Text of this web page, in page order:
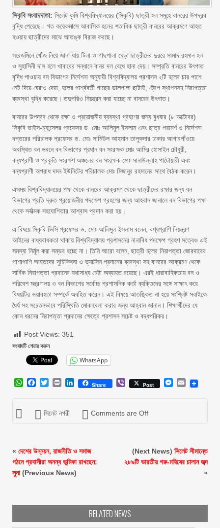
সিকৃবি সংবাদদাতা: সিলেট কৃষি বিশ্ববিদ্যালয়ের (সিকৃবি) ছাত্রী হল সমূহে বানরের উপদ্রব
বৃদ্ধি পেয়েছে। গত কয়েকমাসে আবাসিক হলের শতাধিক ছাত্রী বানরের আক্রমণে আহত
হওয়ায় ছাত্রীদের মাঝে আতঙ্ক বিরাজ করছে।
সরেজমিনে খোঁজ নিয়ে জানা যায় টিলা ও গাছপালা ঘেড়া ছাত্রীদের দুররে সামাদ রহমান হল
ও সুহাসিনী দাস হলে খাবারের সন্ধানে বানর দল বেধে হানা দেয়। সম্প্রতি বানরের উৎপাত
বৃদ্ধি পাওয়ায় বন বিভাগের নির্দেশনা অনুযায়ী বিশ্ববিদ্যালয় প্রশাসন ২টি হলের চার পাশে
নেট দিয়ে ঘেরাও দেয়া, হলের পার্শ্ববর্তী গাছের ডালপালা ছাটাই, ট্রেপ স্থাপনসহ নিরাপত্তা
ব্যবস্থা বৃদ্ধি করেছে। তদুপরিও নিয়ন্ত্রন করা যাচ্ছে না বানরের উৎপাত।
বানরের উপদ্রব থেকে রক্ষা ও প্রয়োজনীয় ব্যবস্থা গ্রহণের জন্য বুধবার (৮ অক্টোবর)
সিকৃবি ভাইস-চ্যান্সেলর প্রফেসর ড. মোঃ আলিমুল ইসলাম এবং ছাত্র পরামর্শ ও নির্দেশনা
দপ্তরের পরিচালক প্রফেসর ড. মোঃ সামিউল আহসান তালুকদার ঢাকার আগারগাঁওয়ে
অবস্থিত বন ভবনে বন বিভাগের প্রধান বন সংরক্ষক মোঃ আমির হোসাইন চৌধুরী,
বন্যপ্রাণী ও প্রকৃতি সংরক্ষণ অঞ্চলের বন সংরক্ষক মোঃ সানাউল্লাহ পাটোয়ারী এবং
বন্যপ্রাণী অপরাধ দমন ইউনিটের পরিচালক মোঃ মিজানুর রহমানের সাথে বৈঠক করেন।
এসময় বিশ্ববিদ্যালয়ের পক্ষ থেকে বানরের আক্রমণ থেকে ছাত্রীদের রক্ষার জন্য বন
বিভাগের প্রতি দ্রুত প্রয়োজনীয় পদক্ষেপ গ্রহণের জন্য আহবান জানালে বন বিভাগের পক্ষ
থেকে সর্বাত্মক সহযোগিতার আশ্বাস প্রদান করা হয়।
এ বিষয়ে সিকৃবি ভিসি প্রফেসর ড. মোঃ আলিমুল ইসলাম বলেন, বণ্যপ্রাণি নিয়ন্ত্রণ
আইনের বাধ্যবাধকতা থাকায় বিশ্ববিদ্যালয় প্রশাসনের নানাবিধ পদক্ষেপ গ্রহণ সত্বেও এই
সমস্যা নির্মূল করা সম্ভব হচ্ছে না। তিনি আরো বলেন, ছাত্রী হলের নিরাপত্তা জোরদারের
পাশাপাশি আহতদের সুচিকিৎসা ও ভ্যাক্সিন প্রদানের ব্যবস্থা সহ বানরের আক্রমণ থেকে
সার্বিক নিরাপত্তা প্রদানের যথাসাধ্য চেষ্টা অব্যাহত রয়েছে। এরই ধারাবাহিকতায় বন ও
পরিবেশ মন্ত্রণালয় ও বন বিভাগের সর্বোচ্চ প্রশাসনিক কর্তা ব্যক্তিদের সঙ্গে সাক্ষাৎ করে
বিষয়টির ভয়াবহতা সম্পর্কে অবহিত করেন। এই বিষয়ে আতঙ্কিত না হয়ে সংশ্লিষ্ট সবাইকে
ধৈর্য সহ সচেতনভাবে পরিস্থিতি মোকাবেলা করার জন্য আহ্বান জানান। শিক্ষার্থীদের যে
কোন ধরনের নিরাপত্তা প্রদানের ক্ষেত্রে প্রশাসন সচেষ্ট ও বদ্ধপরিকর।
Post Views: 351
সংবাদটি শেয়ার করুন
WhatsApp
WhatsApp
Facebook
Twitter
Print LinkedIn
Share ViberPost Messenger
Email
সিলেট নগরী Comments are Off
« দেশের উন্নয়ন, রাজনীতি ও সমাজ
গঠনে প্রবাসীরা অনন্য ভূমিকা রাখছেন:
লুনা(Previous News)
(Next News) সিলেট সীমান্তে
২৮৯টি ভারতীয় গরু-মহিষের চালান জব্দ
»
RELATED NEWS